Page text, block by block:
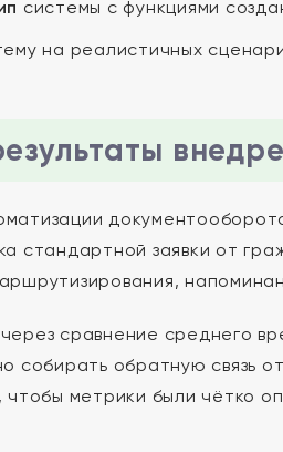
системы с функциями
на реалистичных
стандартной заявки от
сравнение среднего
собирать обратную связь
метрики были чётко